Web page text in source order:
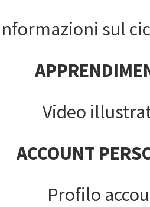
sul
Video
ACCOUNT
Profilo